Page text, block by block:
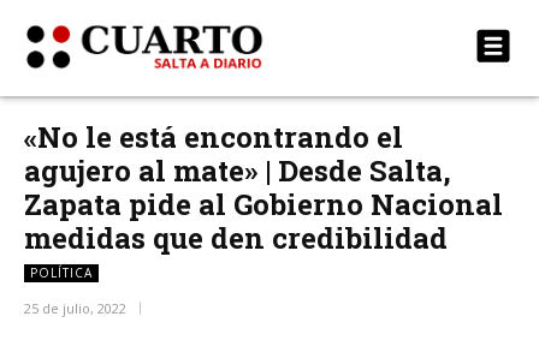
«No le está encontrando el
agujero al mate» | Desde Salta,
Zapata pide al Gobierno Nacional
medidas que den credibilidad
POLÍTICA
25 de julio, 2022